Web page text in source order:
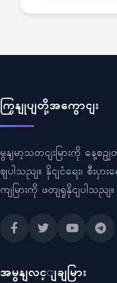
ကြှနျုပျတို့အကွောငျး
မွနျမာ့သတငျးမြားကို နေ့
ဈပါသညျ။ နိုငျငံရေး၊ စီး
ကျမြားကို ဖတျရှုနိုငျပါသညျ။
အမွနျလင့ျချမြား